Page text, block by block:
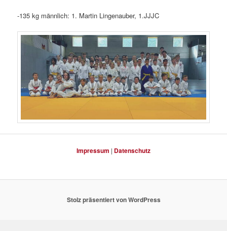
-135 kg männlich: 1. Martin Lingenauber, 1.JJJC
Impressum | Datenschutz
Stolz präsentiert von WordPress